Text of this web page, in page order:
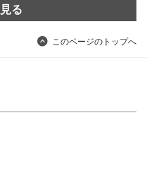
る
このページのトップへ